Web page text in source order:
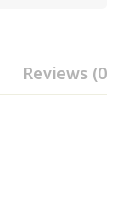
Reviews (0)